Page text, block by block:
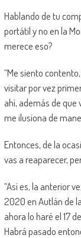
Hablando de tu
portátil y no en la
merece eso?
“Me siento
visitar por vez
ahí, además de que
me ilusiona de
Entonces, de la
vas a reaparecer,
“Así es, la anterior
2020 en Autlán de
ahora lo haré el 17
Habrá pasado